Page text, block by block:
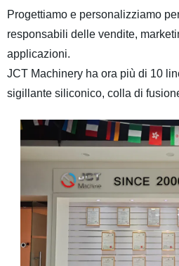
Progettiamo e personalizziamo
responsabili delle vendite,
applicazioni.
JCT Machinery ha ora più di 10
sigillante siliconico, colla di